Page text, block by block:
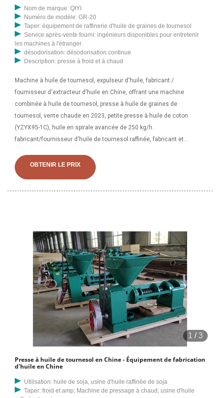
Nom de marque: QIYI
Numéro de modèle: GR-20
Taper: équipement de raffinerie d'huile de graines de tournesol
Service après-vente fourni: ingénieurs disponibles pour entretenir
les machines à l'étranger
désodorisation: désodorisation continue
Description: presse à froid et à chaud
Machine à huile de tournesol, expulseur d'huile, fabricant /
fournisseur d'extracteur d'huile en Chine, offrant une machine
combinée à huile de tournesol, presse à huile de graines de
tournesol, vente chaude en 2023, petite presse à huile de coton
(YZYX95-1C), huile en spirale avancée de 250 kg/h.
fabricant/fournisseur d'huile de tournesol raffinée, fabricant et
trouvez des fabricants, des fournisseurs, des usines, des
exportateurs et des exportateurs chinois qualifiés d'huile de tournesol
OBTENIR LE PRIX
1 /3
Presse à huile de tournesol en Chine - Équipement de fabrication
d'huile en Chine
Utilisation: huile de soja, usine d'huile raffinée de soja
Taper: froid et amp; Machine de pressage à chaud, usine d'huile